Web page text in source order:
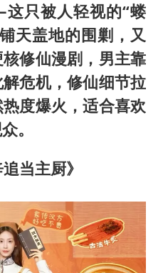
只被人轻视的“蝼
天盖地的围剿，又
修仙漫剧，男主靠
危机，修仙细节拉
度爆火，适合喜欢
。
当主厨》